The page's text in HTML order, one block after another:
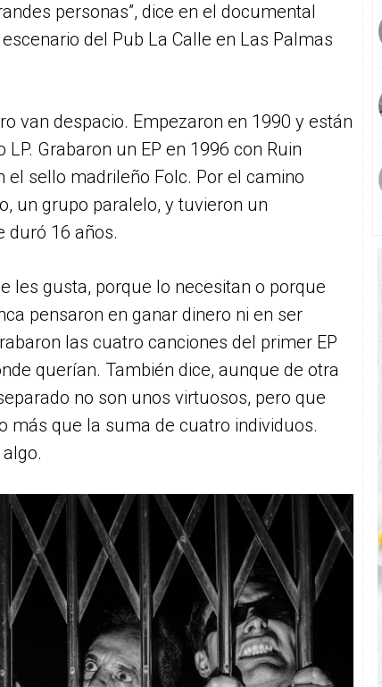
personas”, dice en el documental
del Pub La Calle en Las Palmas
van despacio. Empezaron en 1990 y están
Grabaron un EP en 1996 con Ruin
el sello madrileño Folc. Por el camino
un grupo paralelo, y tuvieron un
duró 16 años.
les gusta, porque lo necesitan o porque
pensaron en ganar dinero ni en ser
las cuatro canciones del primer EP
querían. También dice, aunque de otra
no son unos virtuosos, pero que
más que la suma de cuatro individuos.